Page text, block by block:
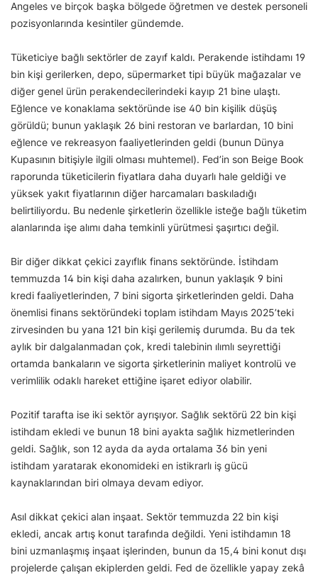
Angeles ve birçok başka bölgede öğretmen ve destek personeli
pozisyonlarında kesintiler gündemde.
Tüketiciye bağlı sektörler de zayıf kaldı. Perakende istihdamı 19
bin kişi gerilerken, depo, süpermarket tipi büyük mağazalar ve
diğer genel ürün perakendecilerindeki kayıp 21 bine ulaştı.
Eğlence ve konaklama sektöründe ise 40 bin kişilik düşüş
görüldü; bunun yaklaşık 26 bini restoran ve barlardan, 10 bini
eğlence ve rekreasyon faaliyetlerinden geldi (bunun Dünya
Kupasının bitişiyle ilgili olması muhtemel). Fed’in son Beige Book
raporunda tüketicilerin fiyatlara daha duyarlı hale geldiği ve
yüksek yakıt fiyatlarının diğer harcamaları baskıladığı
belirtiliyordu. Bu nedenle şirketlerin özellikle isteğe bağlı tüketim
alanlarında işe alımı daha temkinli yürütmesi şaşırtıcı değil.
Bir diğer dikkat çekici zayıflık finans sektöründe. İstihdam
temmuzda 14 bin kişi daha azalırken, bunun yaklaşık 9 bini
kredi faaliyetlerinden, 7 bini sigorta şirketlerinden geldi. Daha
önemlisi finans sektöründeki toplam istihdam Mayıs 2025’teki
zirvesinden bu yana 121 bin kişi gerilemiş durumda. Bu da tek
aylık bir dalgalanmadan çok, kredi talebinin ılımlı seyrettiği
ortamda bankaların ve sigorta şirketlerinin maliyet kontrolü ve
verimlilik odaklı hareket ettiğine işaret ediyor olabilir.
Pozitif tarafta ise iki sektör ayrışıyor. Sağlık sektörü 22 bin kişi
istihdam ekledi ve bunun 18 bini ayakta sağlık hizmetlerinden
geldi. Sağlık, son 12 ayda da ayda ortalama 36 bin yeni
istihdam yaratarak ekonomideki en istikrarlı iş gücü
kaynaklarından biri olmaya devam ediyor.
Asıl dikkat çekici alan inşaat. Sektör temmuzda 22 bin kişi
ekledi, ancak artış konut tarafında değildi. Yeni istihdamın 18
bini uzmanlaşmış inşaat işlerinden, bunun da 15,4 bini konut dışı
projelerde çalışan ekiplerden geldi. Fed de özellikle yapay zekâ